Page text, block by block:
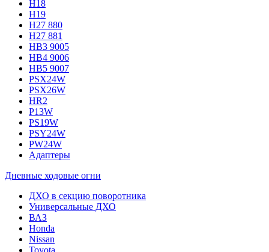
H18
H19
H27 880
H27 881
HB3 9005
HB4 9006
HB5 9007
PSX24W
PSX26W
HR2
P13W
PS19W
PSY24W
PW24W
Адаптеры
Дневные ходовые огни
ДХО в секцию поворотника
Универсальные ДХО
ВАЗ
Honda
Nissan
Toyota